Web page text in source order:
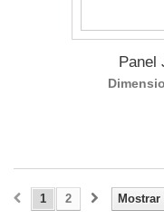
Panel
1 2